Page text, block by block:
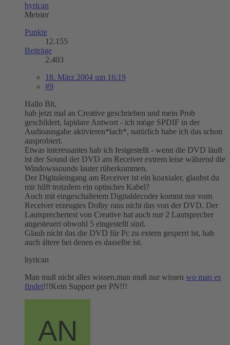
hyrican
Meister
Punkte
12.155
Beiträge
2.403
18. März 2004 um 16:19
#9
Hallo Bit,
hab jetzt mal an Creative geschrieben und mein Prob
geschildert, lapidare Antwort - ich möge SPDIF in der
Audioausgabe aktivieren*lach*, natürlich habe ich das schon
ausprobiert.
Etwas interessantes hab ich festgestellt - wenn die DVD läuft
ist der Sound der DVD am Receiver extrem leise während die
Windowssounds lauter rüberkommen.
Der Digitaleingang am Receiver ist ein koaxialer, glaubst du
mir hilft trotzdem ein optisches Kabel?
Auch mit eingeschaltetem Digitaldecoder kommt nur vom
Receiver erzeugtes Dolby raus nicht das von der DVD. Der
Lautsprechertest von Creative hat auch nur 2 Lautsprecher
angesteuert obwohl 5 eingestellt sind.
Glaub nicht das die DVD für Pc zu extern gesperrt ist, hab
auch ältere bei denen es dasselbe ist.
hyrican
Man muß nicht alles wissen,man muß nur wissen wo man es
findet!!!Kein Support per PN!!!